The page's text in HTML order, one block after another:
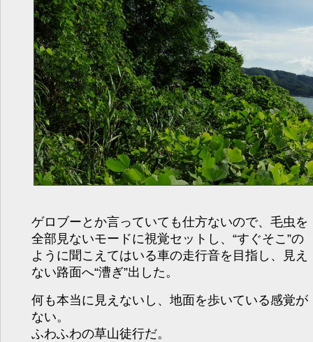
ゲロブーとか言っていても仕方ないので、毛虫を
全部見ないモードに視覚セットし、“すぐそこ”の
ように聞こえてはいる車の走行音を目指し、見え
ない路面へ“漕ぎ”出した。
何も本当に見えないし、地面を歩いている感覚が
ない。
ふわふわの草山徒行だ。